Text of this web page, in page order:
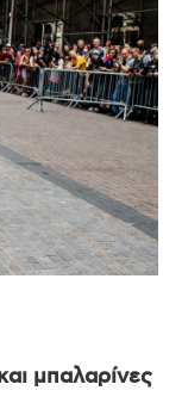
μπαλαρίνες